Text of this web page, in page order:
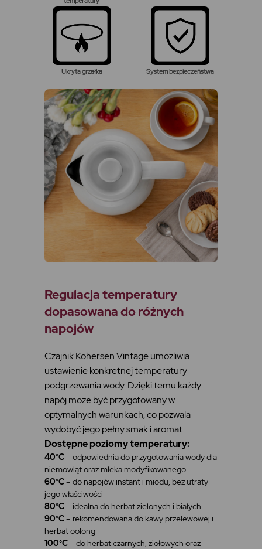
Ukryta grzałka System bezpieczeństwa
Regulacja temperatury
dopasowana do różnych
napojów
Czajnik Kohersen Vintage umożliwia
ustawienie konkretnej temperatury
podgrzewania wody. Dzięki temu każdy
napój może być przygotowany w
optymalnych warunkach, co pozwala
wydobyć jego pełny smak i aromat.
Dostępne poziomy temperatury:
40°C– odpowiednia do przygotowania wody dla
niemowląt oraz mleka modyfikowanego
60°C– do napojów instant i miodu, bez utraty
jego właściwości
80°C– idealna do herbat zielonych i białych
90°C– rekomendowana do kawy przelewowej i
herbat oolong
100°C– do herbat czarnych, ziołowych oraz